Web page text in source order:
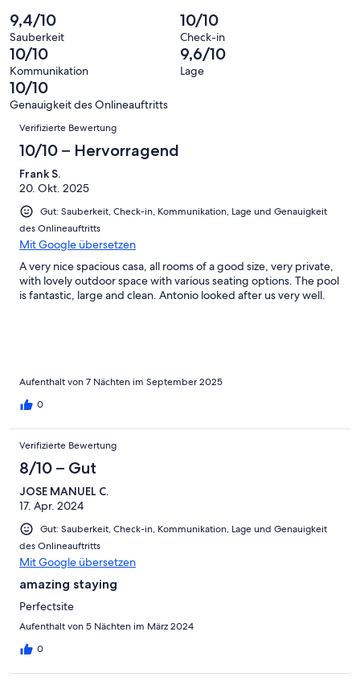
von
10
-
Hervorragend
eine
Bewertung
von
8
-
Gut
haben
eine
Bewertung
von
6
-
Okay
Gästebewertungen
haben
eine
Bewertung
von
4
insgesamt
30
Gästebewertungen
haben
eine
Bewertung
von
9,4/10
Sauberkeit
10/10
Check-in
10/10
Kommunikation
9,6/10
Lage
10/10
Genauigkeit des Onlineauftritts
Bewertungen
Verifizierte Bewertung
10/10 – Hervorragend
Frank S.
20. Okt. 2025
Gut: Sauberkeit, Check-in, Kommunikation, Lage und Genauigkeit
des Onlineauftritts
Mit Google übersetzen
A very nice spacious casa, all rooms of a good size, very private,
with lovely outdoor space with various seating options. The pool
is fantastic, large and clean. Antonio looked after us very well.
Aufenthalt von 7 Nächten im September 2025
0
Verifizierte Bewertung
8/10 – Gut
JOSE MANUEL C.
17. Apr. 2024
Gut: Sauberkeit, Check-in, Kommunikation, Lage und Genauigkeit
des Onlineauftritts
Mit Google übersetzen
amazing staying
Perfectsite
Aufenthalt von 5 Nächten im März 2024
0